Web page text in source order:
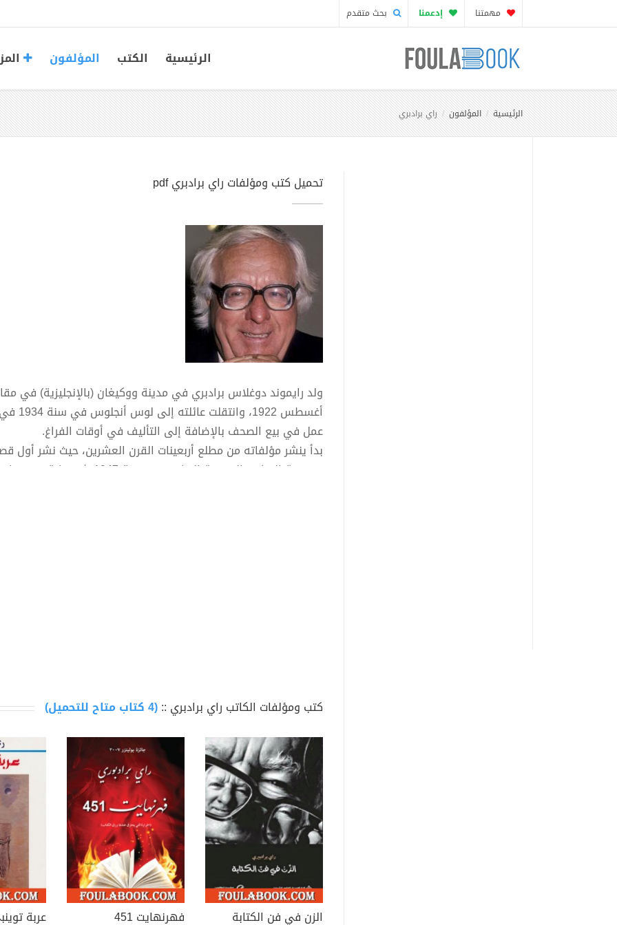
مهمتنا إدعمنا بحث متقدم
الرئيسية الكتب المؤلفون
الرئيسية المؤلفون راي برادبري
تحميل كتب ومؤلفات راي برادبري pdf
عمل في بيع الصحف بالإضافة إلى التأليف في أوقات الفراغ.
كتب ومؤلفات الكاتب راي برادبري ::(4 كتاب متاح للتحميل)
الزن في فن الكتابة فهرنهايت 451 عربة